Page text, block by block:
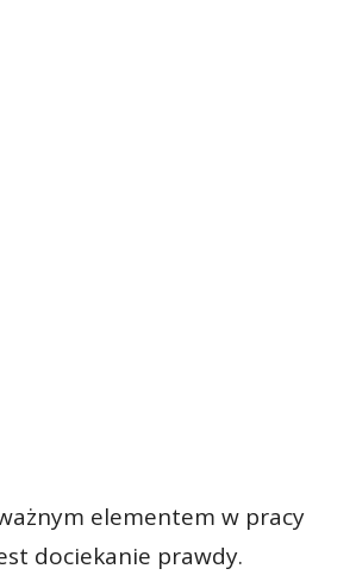
elementem w pracy
dociekanie prawdy.